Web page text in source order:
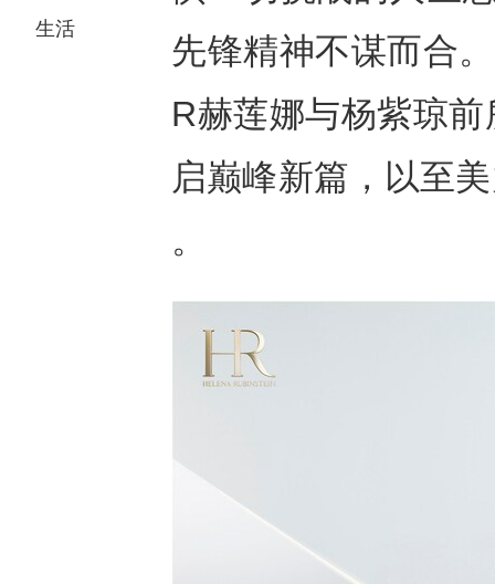
生活
先锋精神不谋而合
R赫莲娜与杨紫琼
启巅峰新篇，以至
。